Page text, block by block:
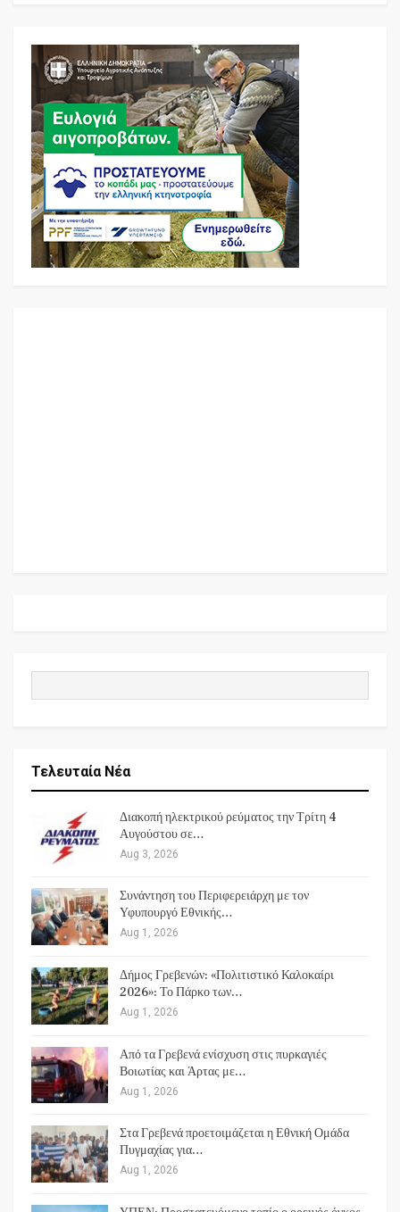
Τελευταία Νέα
Διακοπή ηλεκτρικού ρεύματος την Τρίτη 4
Αυγούστου σε…
Aug 3, 2026
Συνάντηση του Περιφερειάρχη με τον
Υφυπουργό Εθνικής…
Aug 1, 2026
Δήμος Γρεβενών: «Πολιτιστικό Καλοκαίρι
2026»: Το Πάρκο των…
Aug 1, 2026
Από τα Γρεβενά ενίσχυση στις πυρκαγιές
Βοιωτίας και Άρτας με…
Aug 1, 2026
Στα Γρεβενά προετοιμάζεται η Εθνική Ομάδα
Πυγμαχίας για…
Aug 1, 2026